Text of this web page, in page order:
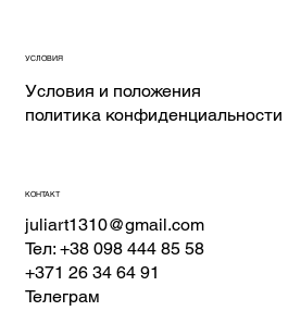
УСЛОВИЯ
Условия и положения
политика конфиденциальности
КОНТАКТ
juliart1310@gmail.com
Тел: +38 098 444 85 58
+371 26 34 64 91
Телеграм